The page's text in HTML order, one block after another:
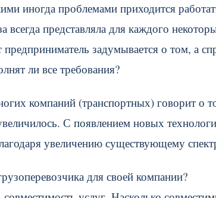
иногда проблемами приходится
всегда представляла для каждого
задумывается о том, а
ли все требования?
компаний (транспортных) говорит о
С появлением новых
увеличению существующему
для своей компании?